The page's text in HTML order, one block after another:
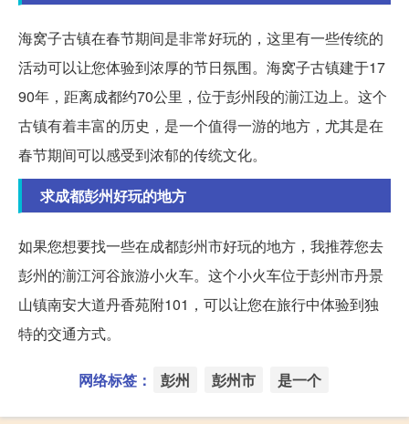
海窝子古镇在春节期间是非常好玩的，这里有一些传统的
活动可以让您体验到浓厚的节日氛围。海窝子古镇建于17
90年，距离成都约70公里，位于彭州段的湔江边上。这个
古镇有着丰富的历史，是一个值得一游的地方，尤其是在
春节期间可以感受到浓郁的传统文化。
求成都彭州好玩的地方
如果您想要找一些在成都彭州市好玩的地方，我推荐您去
彭州的湔江河谷旅游小火车。这个小火车位于彭州市丹景
山镇南安大道丹香苑附101，可以让您在旅行中体验到独
特的交通方式。
网络标签： 彭州 彭州市 是一个